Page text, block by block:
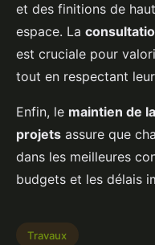
et des finitions de
espace. La
est cruciale pour
tout en respectant
Enfin, le maintien de
projets assure que
dans les meilleures
budgets et les délais
Travaux